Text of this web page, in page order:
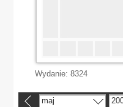
Wydanie: 8324
maj